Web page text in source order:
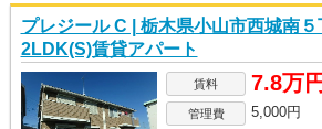
プレジール C | 栃木県小山市西城南
2LDK(S)賃貸アパート
賃料 7.8万円
管理費 5,000円